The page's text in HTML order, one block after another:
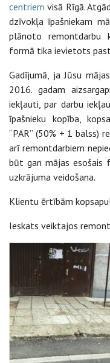
centriem visā Rīgā.
dzīvokļa īpašniekam
plānoto remontdarbu
formā tika ievietots
Gadījumā, ja Jūsu
2016. gadam
iekļauti, par darbu
īpašnieku kopība,
“PAR” (50% + 1 balss)
arī remontdarbiem
būt gan mājas esošais
uzkrājuma veidošana.
Klientu ērtībām
Ieskats veiktajos